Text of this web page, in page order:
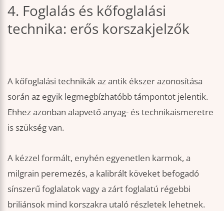
4. Foglalás és kőfoglalási
technika: erős korszakjelzők
A kőfoglalási technikák az antik ékszer azonosítása
során az egyik legmegbízhatóbb támpontot jelentik.
Ehhez azonban alapvető anyag- és technikaismeretre
is szükség van.
A kézzel formált, enyhén egyenetlen karmok, a
milgrain peremezés, a kalibrált köveket befogadó
sínszerű foglalatok vagy a zárt foglalatú régebbi
briliánsok mind korszakra utaló részletek lehetnek.